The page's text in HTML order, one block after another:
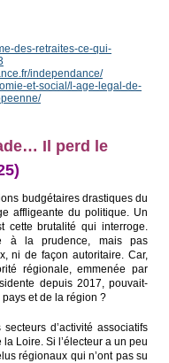
des-retraites-ce-qui-
independance/
et-social/l-age-legal-de-
Il perd le
budgétaires drastiques du
affligeante du politique. Un
cette brutalité qui interroge.
à la prudence, mais pas
ni de façon autoritaire. Car,
régionale, emmenée par
depuis 2017, pouvait-
et de la région ?
d’activité associatifs
Loire. Si l’électeur a un peu
régionaux qui n’ont pas su